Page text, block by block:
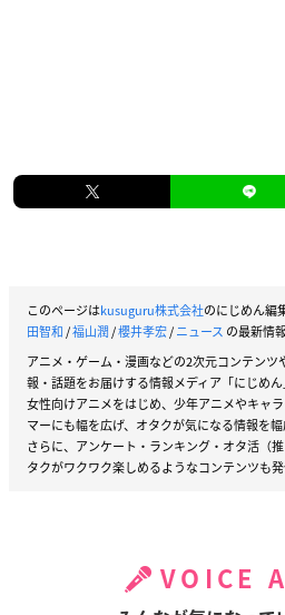
このページはkusuguru株式会社のにじめん編
田智和/福山潤/櫻井孝宏/ニュース の最新情
アニメ・ゲーム・漫画などの2次元コンテン
報・話題をお届けする情報メディア「にじめん
女性向けアニメをはじめ、少年アニメやキャ
マーにも幅を広げ、オタクが気になる情報を幅
さらに、アンケート・ランキング・オタ活（
タクがワクワク楽しめるようなコンテンツも発
VOICE